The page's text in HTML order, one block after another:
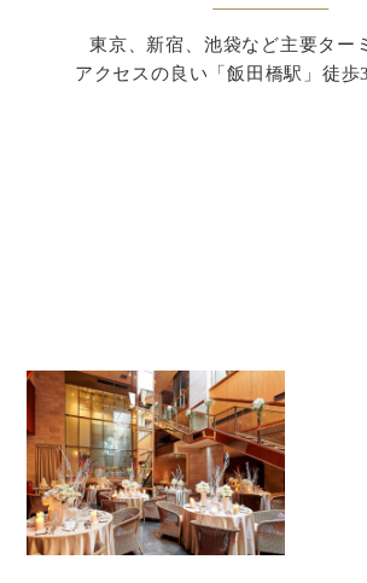
東京、新宿、池袋など主要ター
アクセスの良い「飯田橋駅」徒歩